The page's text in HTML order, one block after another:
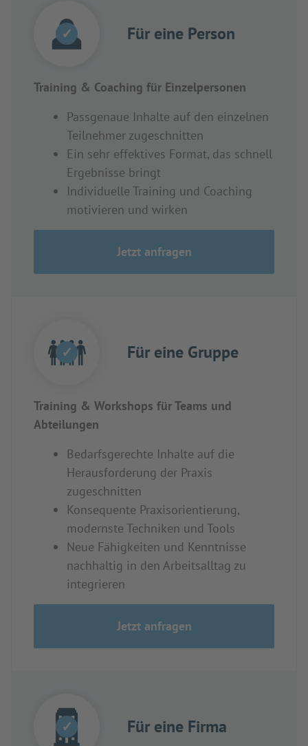
✓ Für eine Person
Training & Coaching für Einzelpersonen
Passgenaue Inhalte auf den einzelnen
Teilnehmer zugeschnitten
Ein sehr effektives Format, das schnell
Ergebnisse bringt
Individuelle Training und Coaching
motivieren und wirken
Jetzt anfragen
✓ Für eine Gruppe
Training & Workshops für Teams und
Abteilungen
Bedarfsgerechte Inhalte auf die
Herausforderung der Praxis
zugeschnitten
Konsequente Praxisorientierung,
modernste Techniken und Tools
Neue Fähigkeiten und Kenntnisse
nachhaltig in den Arbeitsalltag zu
integrieren
Jetzt anfragen
✓ Für eine Firma